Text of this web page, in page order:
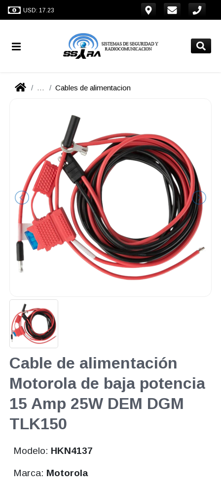
USD: 17.23
... Cables de alimentacion
Cable de alimentación
Motorola de baja potencia
15 Amp 25W DEM DGM
TLK150
Modelo: HKN4137
Marca: Motorola